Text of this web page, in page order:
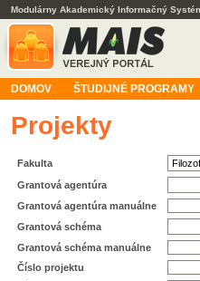
Modulárny Akademický Informačný
DOMOV ŠTUDIJNÉ PROGRAMY
Projekty
Fakulta
Grantová agentúra
Grantová agentúra manuálne
Grantová schéma
Grantová schéma manuálne
Číslo projektu